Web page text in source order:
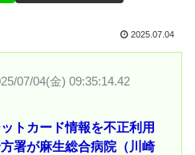
2025.07.04
07/04(金) 09:35:14.42
トカード情報を不正利用
署が麻生総合病院（川崎